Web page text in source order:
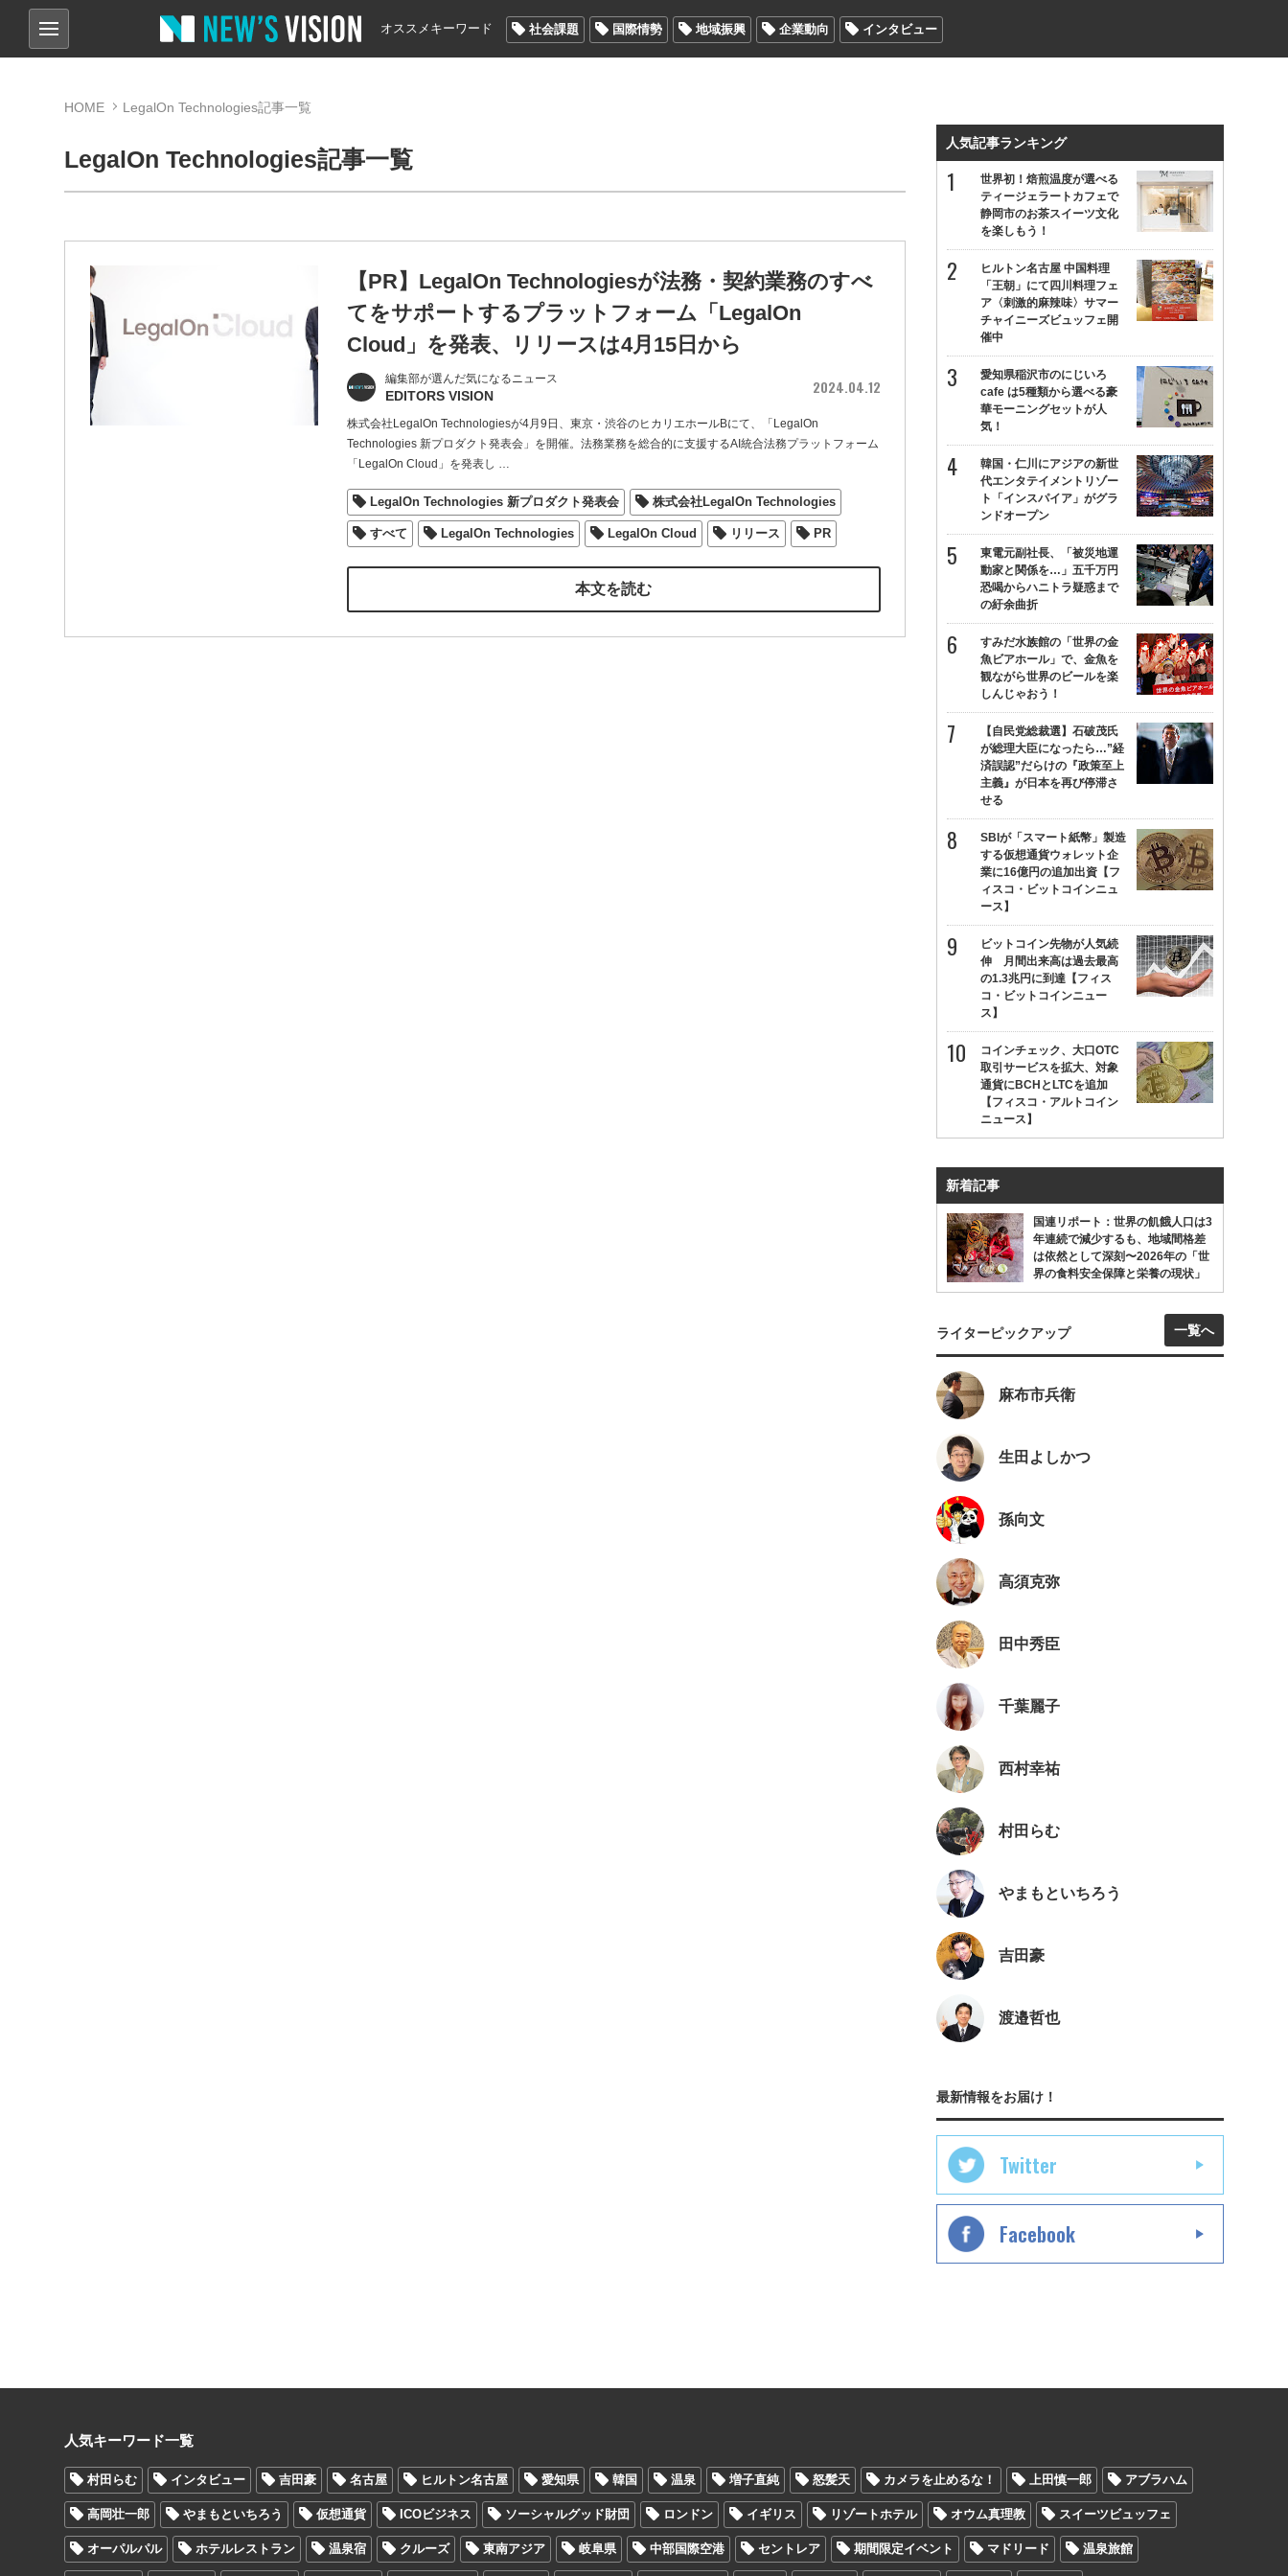
オススメキーワード 社会課題 国際情勢 地域振興 企業動向 インタビュー
HOME LegalOn Technologies記事一覧
LegalOn Technologies記事一覧
【PR】LegalOn Technologiesが法務・契約業務のすべ
てをサポートするプラットフォーム「LegalOn
Cloud」を発表、リリースは4月15日から
編集部が選んだ気になるニュース
EDITORS VISION 2024.04.12
株式会社LegalOn Technologiesが4月9日、東京・渋谷のヒカリエホールBにて、「LegalOn
Technologies 新プロダクト発表会」を開催。法務業務を総合的に支援するAI統合法務プラットフォーム
「LegalOn Cloud」を発表し …
LegalOn Technologies 新プロダクト発表会 株式会社LegalOn Technologies
すべて LegalOn Technologies LegalOn Cloud リリース PR
本文を読む
人気記事ランキング
世界初！焙煎温度が選べる
ティージェラートカフェで
静岡市のお茶スイーツ文化
を楽しもう！
ヒルトン名古屋 中国料理
「王朝」にて四川料理フェ
ア〈刺激的麻辣味〉サマー
チャイニーズビュッフェ開
催中
愛知県稲沢市のにじいろ
cafe は5種類から選べる豪
華モーニングセットが人
気！
韓国・仁川にアジアの新世
代エンタテイメントリゾー
ト「インスパイア」がグラ
ンドオープン
東電元副社長、「被災地運
動家と関係を…」五千万円
恐喝からハニトラ疑惑まで
の紆余曲折
すみだ水族館の「世界の金
魚ビアホール」で、金魚を
観ながら世界のビールを楽
しんじゃおう！
【自民党総裁選】石破茂氏
が総理大臣になったら…”経
済誤認”だらけの『政策至上
主義』が日本を再び停滞さ
せる
SBIが「スマート紙幣」製造
する仮想通貨ウォレット企
業に16億円の追加出資【フ
ィスコ・ビットコインニュ
ース】
ビットコイン先物が人気続
伸 月間出来高は過去最高
の1.3兆円に到達【フィス
コ・ビットコインニュー
ス】
コインチェック、大口OTC
取引サービスを拡大、対象
通貨にBCHとLTCを追加
【フィスコ・アルトコイン
ニュース】
新着記事
国連リポート：世界の飢餓人口は3
年連続で減少するも、地域間格差
は依然として深刻〜2026年の「世
界の食料安全保障と栄養の現状」
ライターピックアップ 一覧へ
麻布市兵衛
生田よしかつ
孫向文
高須克弥
田中秀臣
千葉麗子
西村幸祐
村田らむ
やまもといちろう
吉田豪
渡邉哲也
最新情報をお届け！
Twitter
Facebook
人気キーワード一覧
村田らむ インタビュー 吉田豪 名古屋 ヒルトン名古屋 愛知県 韓国 温泉 増子直純 怒髪天 カメラを止めるな！ 上田慎一郎 アブラハム
高岡壮一郎 やまもといちろう 仮想通貨 ICOビジネス ソーシャルグッド財団 ロンドン イギリス リゾートホテル オウム真理教 スイーツビュッフェ
オーパルパル ホテルレストラン 温泉宿 クルーズ 東南アジア 岐阜県 中部国際空港 セントレア 期間限定イベント マドリード 温泉旅館